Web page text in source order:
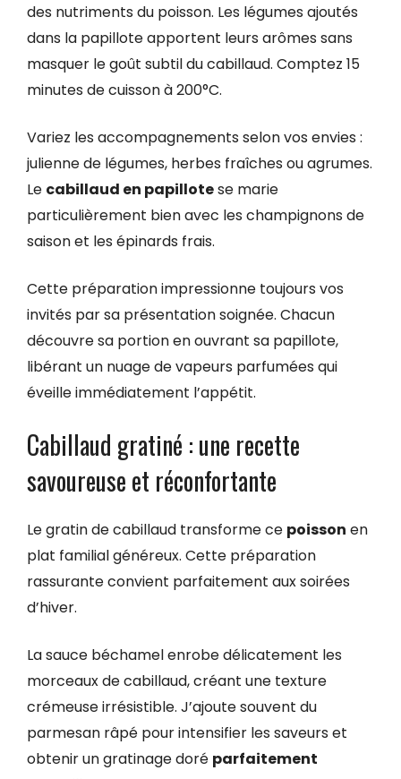
des nutriments du poisson. Les légumes ajoutés
dans la papillote apportent leurs arômes sans
masquer le goût subtil du cabillaud. Comptez 15
minutes de cuisson à 200°C.
Variez les accompagnements selon vos envies :
julienne de légumes, herbes fraîches ou agrumes.
Le cabillaud en papillotese marie
particulièrement bien avec les champignons de
saison et les épinards frais.
Cette préparation impressionne toujours vos
invités par sa présentation soignée. Chacun
découvre sa portion en ouvrant sa papillote,
libérant un nuage de vapeurs parfumées qui
éveille immédiatement l’appétit.
Cabillaud gratiné : une recette
savoureuse et réconfortante
Le gratin de cabillaud transforme ce poisson en
plat familial généreux. Cette préparation
rassurante convient parfaitement aux soirées
d’hiver.
La sauce béchamel enrobe délicatement les
morceaux de cabillaud, créant une texture
crémeuse irrésistible. J’ajoute souvent du
parmesan râpé pour intensifier les saveurs et
obtenir un gratinage doré parfaitement